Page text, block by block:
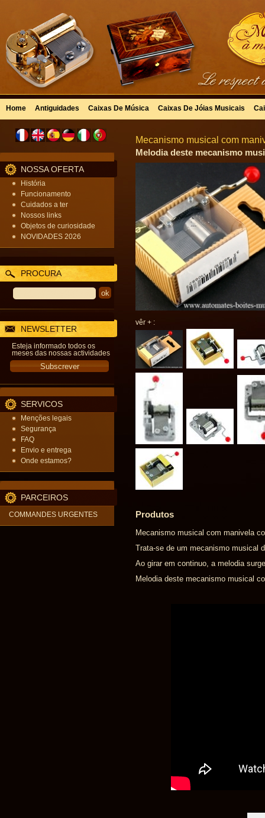
Home Antiguidades Caixas De Música Caixas De Jóias Musicais
NOSSA OFERTA
História
Funcionamento
Cuidados a ter
Nossos links
Objetos de curiosidade
NOVIDADES 2026
PROCURA
NEWSLETTER
Esteja informado todos os
meses das nossas actividades
SERVICOS
Menções legais
Segurança
FAQ
Envio e entrega
Onde estamos?
PARCEIROS
COMMANDES URGENTES
Mecanismo musical com
Melodia deste mecanismo
vêr + :
Produtos
Mecanismo musical com manivela
Trata-se de um mecanismo musical
Ao girar em continuo, a melodia
Melodia deste mecanismo musical